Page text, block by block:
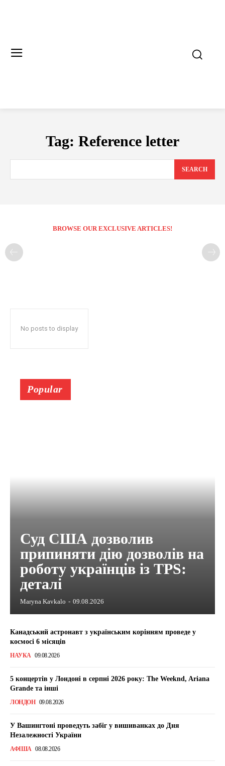
Tag: Reference letter
SEARCH
BROWSE OUR EXCLUSIVE ARTICLES!
No posts to display
Popular
Суд США дозволив
припиняти дію дозволів на
роботу українців із TPS:
деталі
Maryna Kavkalo - 09.08.2026
Канадський астронавт з українським корінням проведе у
космосі 6 місяців
НАУКА 09.08.2026
5 концертів у Лондоні в серпні 2026 року: The Weeknd, Ariana
Grande та інші
ЛОНДОН 09.08.2026
У Вашингтоні проведуть забіг у вишиванках до Дня
Незалежності України
АФІША 08.08.2026